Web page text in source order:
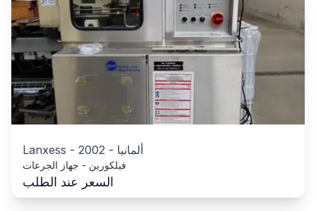
Lanxess - 2002 - ألمانيا
فيلكورين - جهاز الجرعات
السعر عند الطلب